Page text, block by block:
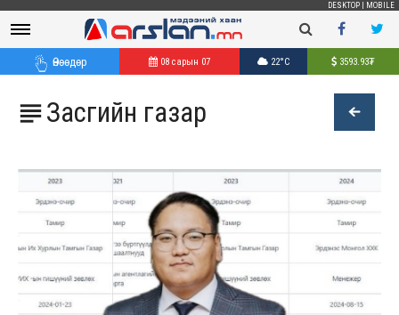
DESKTOP MOBILE
Өнөөдөр 08 сарын 07 22°C 3593.93₮
Засгийн газар